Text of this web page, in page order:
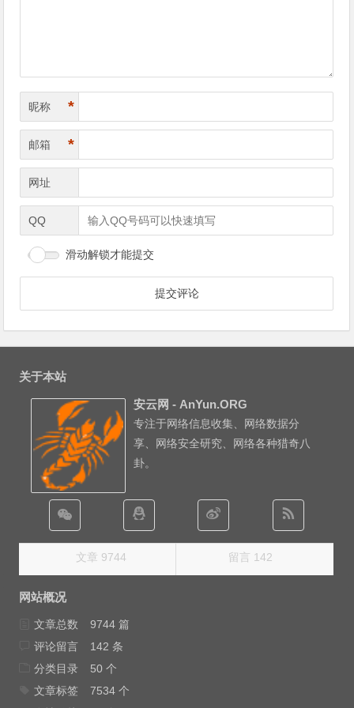
昵称 *
邮箱 *
网址
QQ
滑动解锁才能提交
关于本站
安云网 - AnYun.ORG
专注于网络信息收集、网络数据分
享、网络安全研究、网络各种猎奇八
卦。
文章 9744 留言 142
网站概况
文章总数
9744 篇
评论留言
142 条
分类目录
50 个
文章标签
7534 个